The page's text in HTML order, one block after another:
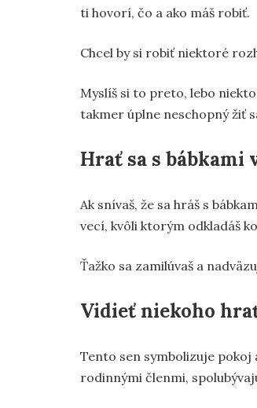
ti hovorí, čo a ako máš robiť.
Chcel by si robiť niektoré
Myslíš si to preto, lebo
takmer úplne neschopný žiť
Hrať sa s bábkami
Ak snívaš, že sa hráš s
vecí, kvôli ktorým odkladáš
Ťažko sa zamilúvaš a
Vidieť niekoho
Tento sen symbolizuje pokoj
rodinnými členmi,